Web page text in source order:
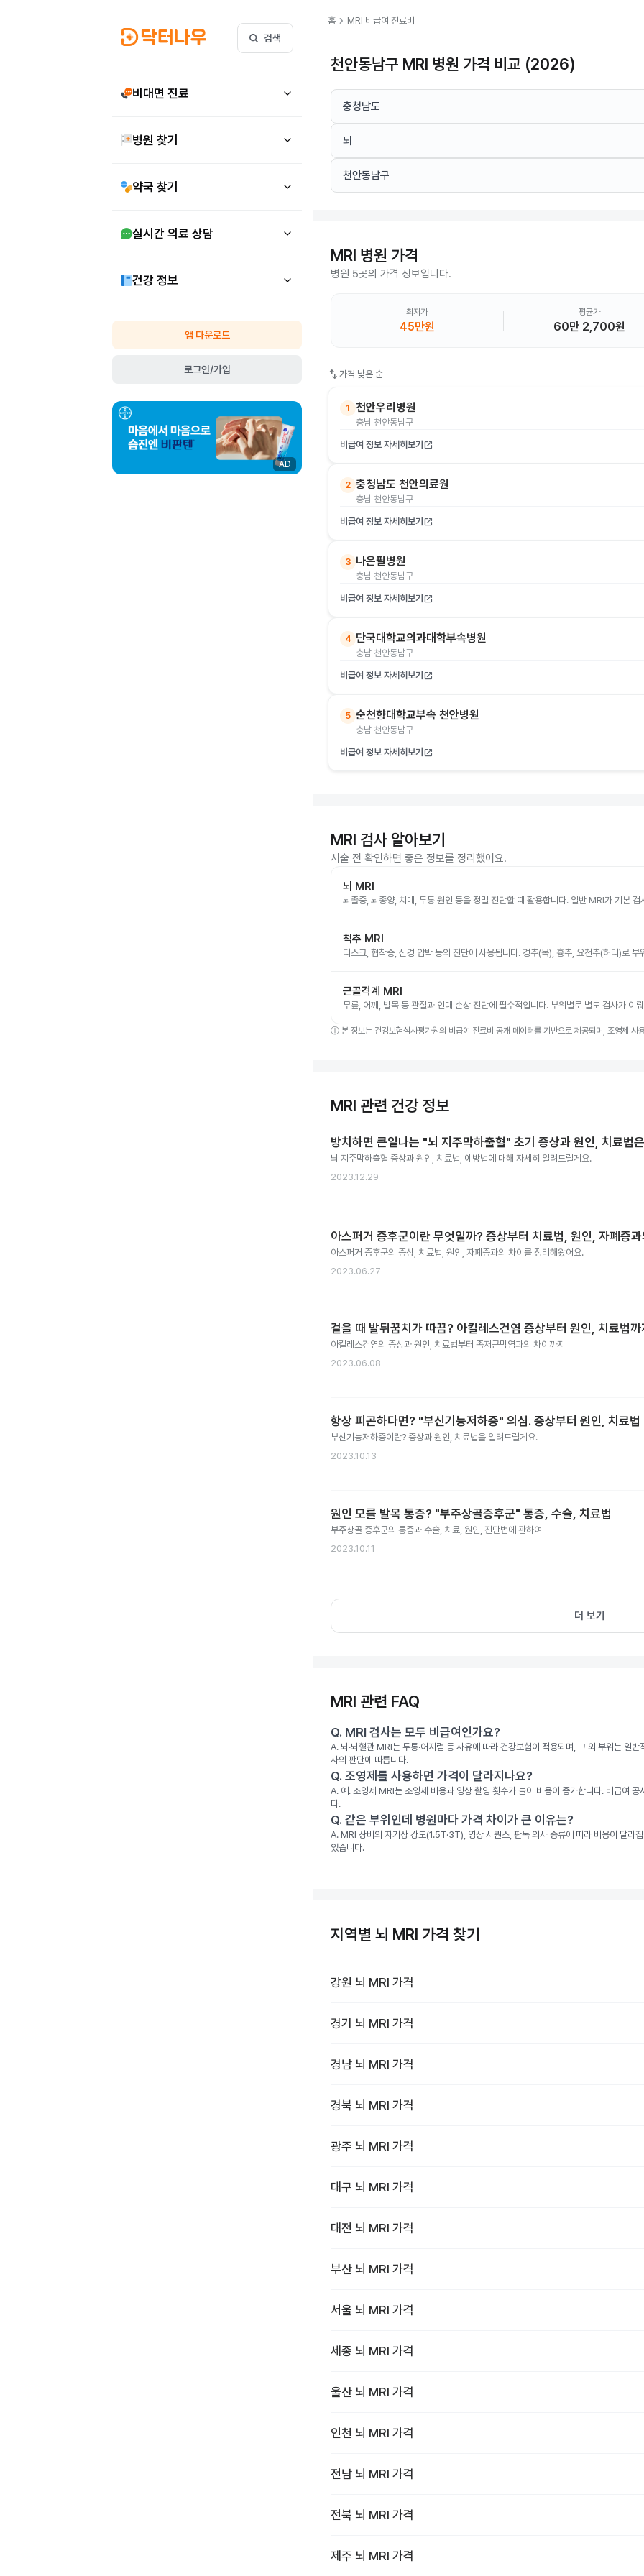
검색
비대면 진료
병원 찾기
약국 찾기
실시간 의료 상담
건강 정보
앱 다운로드
로그인/가입
AD
홈 chevron_right MRI 비급여 진료비
천안동남구 MRI 병원 가격 비교 (2026)
충청남도
뇌
천안동남구
MRI 병원 가격
병원 5곳의 가격 정보입니다.
최저가
45만원
평균가
60만 2,700원
swap_vert 가격 낮은 순
1 천안우리병원
충남 천안동남구
비급여 정보 자세히보기 open_in_new
2 충청남도 천안의료원
충남 천안동남구
비급여 정보 자세히보기 open_in_new
3 나은필병원
충남 천안동남구
비급여 정보 자세히보기 open_in_new
4 단국대학교의과대학부속병원
충남 천안동남구
비급여 정보 자세히보기 open_in_new
5 순천향대학교부속 천안병원
충남 천안동남구
비급여 정보 자세히보기 open_in_new
MRI 검사 알아보기
시술 전 확인하면 좋은 정보를 정리했어요.
뇌 MRI
뇌졸중, 뇌종양, 치매, 두통 원인 등을 정밀 진단할 때 활용합니다. 일반 MRI가 기본 검
척추 MRI
디스크, 협착증, 신경 압박 등의 진단에 사용됩니다. 경추(목), 흉추, 요천추(허리)로 부
근골격계 MRI
무릎, 어깨, 발목 등 관절과 인대 손상 진단에 필수적입니다. 부위별로 별도 검사가 이
ⓘ 본 정보는 건강보험심사평가원의 비급여 진료비 공개 데이터를 기반으로 제공되며, 조영제
MRI 관련 건강 정보
방치하면 큰일나는 "뇌 지주막하출혈" 초기 증상과 원인, 치료법
뇌 지주막하출혈 증상과 원인, 치료법, 예방법에 대해 자세히 알려드릴게요.
2023.12.29
아스퍼거 증후군이란 무엇일까? 증상부터 치료법, 원인, 자폐증과
아스퍼거 증후군의 증상, 치료법, 원인, 자폐증과의 차이를 정리해왔어요.
2023.06.27
걸을 때 발뒤꿈치가 따끔? 아킬레스건염 증상부터 원인, 치료법까
아킬레스건염의 증상과 원인, 치료법부터 족저근막염과의 차이까지
2023.06.08
항상 피곤하다면? "부신기능저하증" 의심. 증상부터 원인, 치료법
부신기능저하증이란? 증상과 원인, 치료법을 알려드릴게요.
2023.10.13
원인 모를 발목 통증? "부주상골증후군" 통증, 수술, 치료법
부주상골 증후군의 통증과 수술, 치료, 원인, 진단법에 관하여
2023.10.11
더 보기
MRI 관련 FAQ
Q. MRI 검사는 모두 비급여인가요?
A. 뇌·뇌혈관 MRI는 두통·어지럼 등 사유에 따라 건강보험이 적용되며, 그 외 부위는 일
사의 판단에 따릅니다.
Q. 조영제를 사용하면 가격이 달라지나요?
A. 예. 조영제 MRI는 조영제 비용과 영상 촬영 횟수가 늘어 비용이 증가합니다. 비급여
다.
Q. 같은 부위인데 병원마다 가격 차이가 큰 이유는?
A. MRI 장비의 자기장 강도(1.5T·3T), 영상 시퀀스, 판독 의사 종류에 따라 비용이 달라
있습니다.
지역별 뇌 MRI 가격 찾기
강원 뇌 MRI 가격
경기 뇌 MRI 가격
경남 뇌 MRI 가격
경북 뇌 MRI 가격
광주 뇌 MRI 가격
대구 뇌 MRI 가격
대전 뇌 MRI 가격
부산 뇌 MRI 가격
서울 뇌 MRI 가격
세종 뇌 MRI 가격
울산 뇌 MRI 가격
인천 뇌 MRI 가격
전남 뇌 MRI 가격
전북 뇌 MRI 가격
제주 뇌 MRI 가격